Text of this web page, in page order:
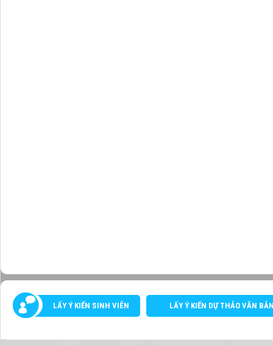
LẤY Ý KIẾN SINH VIÊN LẤY Ý KIẾN DỰ THẢO VĂN